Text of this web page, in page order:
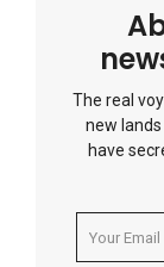
The real
new
have